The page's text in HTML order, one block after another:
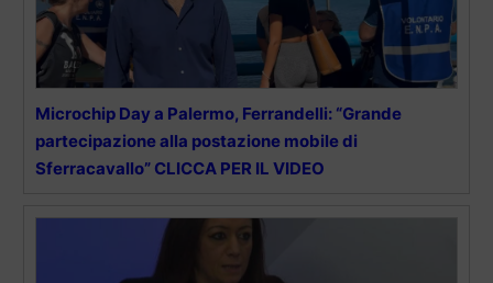
Microchip Day a Palermo, Ferrandelli: “Grande
partecipazione alla postazione mobile di
Sferracavallo” CLICCA PER IL VIDEO